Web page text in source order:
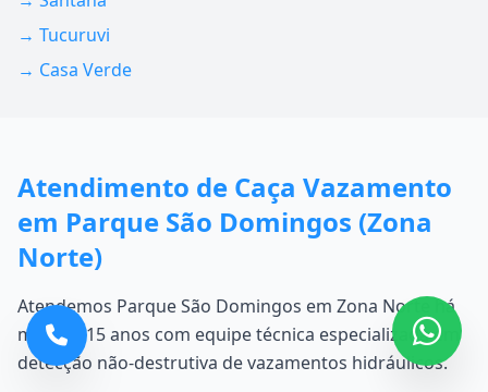
→ Tucuruvi
→ Casa Verde
Atendimento de Caça Vazamento
em Parque São Domingos (Zona
Norte)
Atendemos Parque São Domingos em Zona Norte há
mais de 15 anos com equipe técnica especializada em
detecção não-destrutiva de vazamentos hidráulicos.